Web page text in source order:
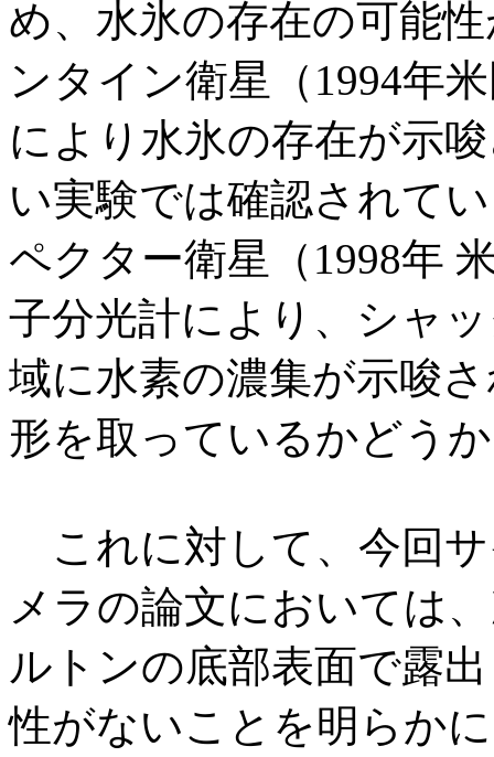
め、水氷の存在の可能
ンタイン衛星（1994年
により水氷の存在が示
い実験では確認されて
ペクター衛星（1998年
子分光計により、シャ
域に水素の濃集が示唆
形を取っているかどう
これに対して、今回
メラの論文においては
ルトンの底部表面で露
性がないことを明らか